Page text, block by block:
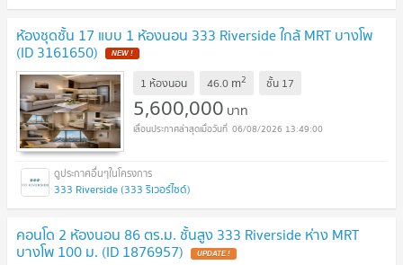
ห้องชุดชั้น 17 แบบ 1 ห้องนอน 333 Riverside ใกล้ MRT บางโพ
(ID 3161650)
1 ห้องนอน 46.0 m2 ชั้น 17
5,600,000 บาท
06/08/2026 13:49:00
333 Riverside (333 ริเวอร์ไซด์)
คอนโด 2 ห้องนอน 86 ตร.ม. ชั้นสูง 333 Riverside ห่าง MRT
บางโพ 100 ม. (ID 1876957)